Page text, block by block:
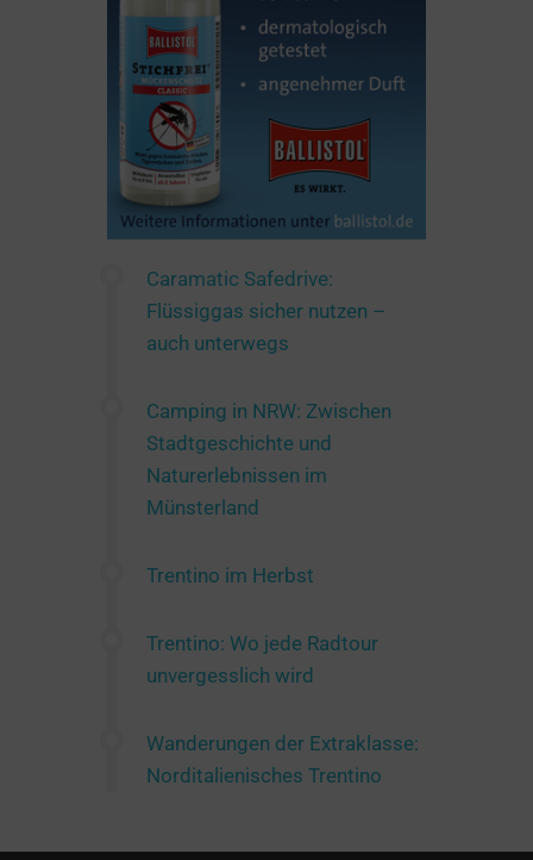
Caramatic Safedrive:
Flüssiggas sicher nutzen –
auch unterwegs
Camping in NRW: Zwischen
Stadtgeschichte und
Naturerlebnissen im
Münsterland
Trentino im Herbst
Trentino: Wo jede Radtour
unvergesslich wird
Wanderungen der Extraklasse:
Norditalienisches Trentino